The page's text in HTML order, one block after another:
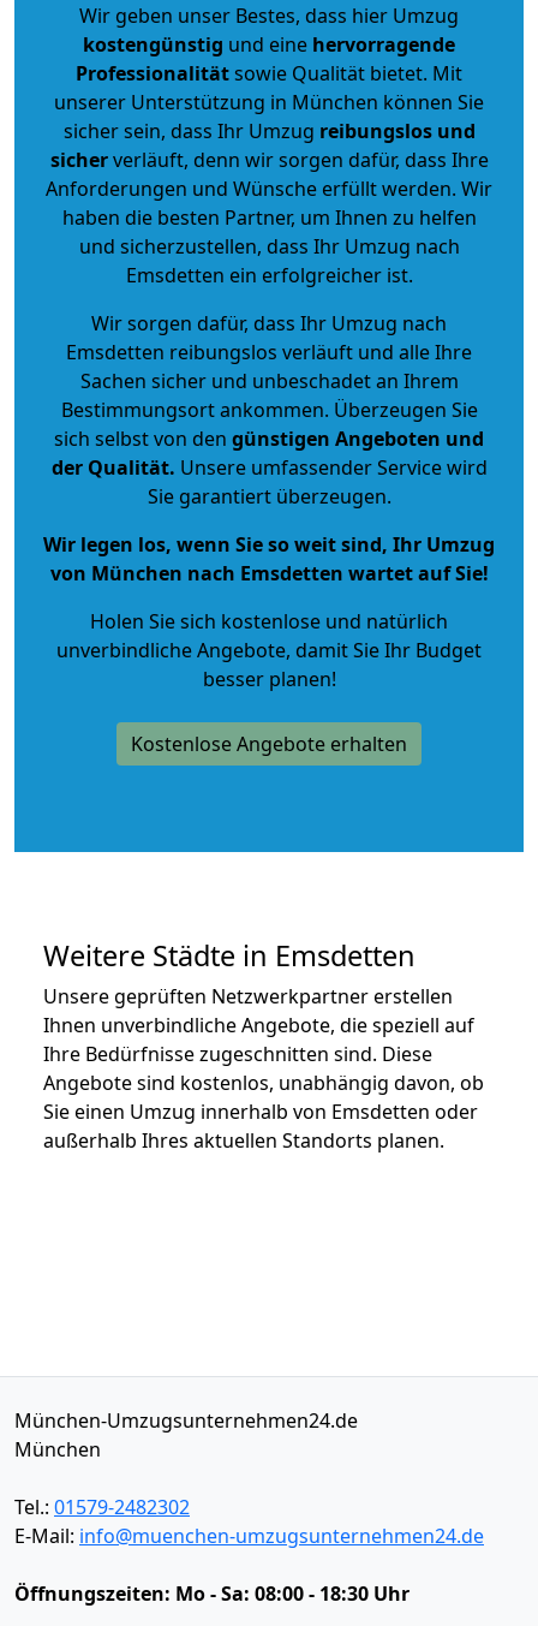
Wir geben unser Bestes, dass hier Umzug
kostengünstig und eine hervorragende
Professionalitätsowie Qualität bietet. Mit
unserer Unterstützung in München können Sie
sicher sein, dass Ihr Umzug reibungslos und
sicherverläuft, denn wir sorgen dafür, dass Ihre
Anforderungen und Wünsche erfüllt werden. Wir
haben die besten Partner, um Ihnen zu helfen
und sicherzustellen, dass Ihr Umzug nach
Emsdetten ein erfolgreicher ist.
Wir sorgen dafür, dass Ihr Umzug nach
Emsdetten reibungslos verläuft und alle Ihre
Sachen sicher und unbeschadet an Ihrem
Bestimmungsort ankommen. Überzeugen Sie
sich selbst von den günstigen Angeboten und
der Qualität. Unsere umfassender Service wird
Sie garantiert überzeugen.
Wir legen los, wenn Sie so weit sind, Ihr Umzug
von München nach Emsdetten wartet auf Sie!
Holen Sie sich kostenlose und natürlich
unverbindliche Angebote, damit Sie Ihr Budget
besser planen!
Kostenlose Angebote erhalten
Weitere Städte in Emsdetten
Unsere geprüften Netzwerkpartner erstellen
Ihnen unverbindliche Angebote, die speziell auf
Ihre Bedürfnisse zugeschnitten sind. Diese
Angebote sind kostenlos, unabhängig davon, ob
Sie einen Umzug innerhalb von Emsdetten oder
außerhalb Ihres aktuellen Standorts planen.
München-Umzugsunternehmen24.de
München
Tel.: 01579-2482302
E-Mail: info@muenchen-umzugsunternehmen24.de
Öffnungszeiten: Mo - Sa: 08:00 - 18:30 Uhr